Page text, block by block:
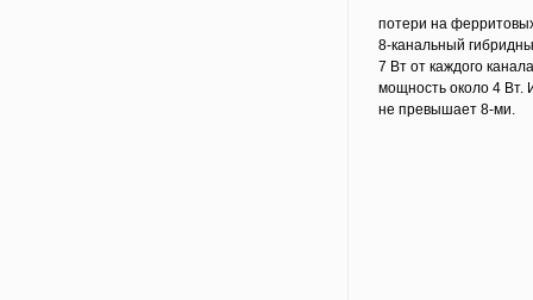
потери на
8-канальный
7 Вт от каждого
мощность около 4 Вт.
не превышает 8-ми.